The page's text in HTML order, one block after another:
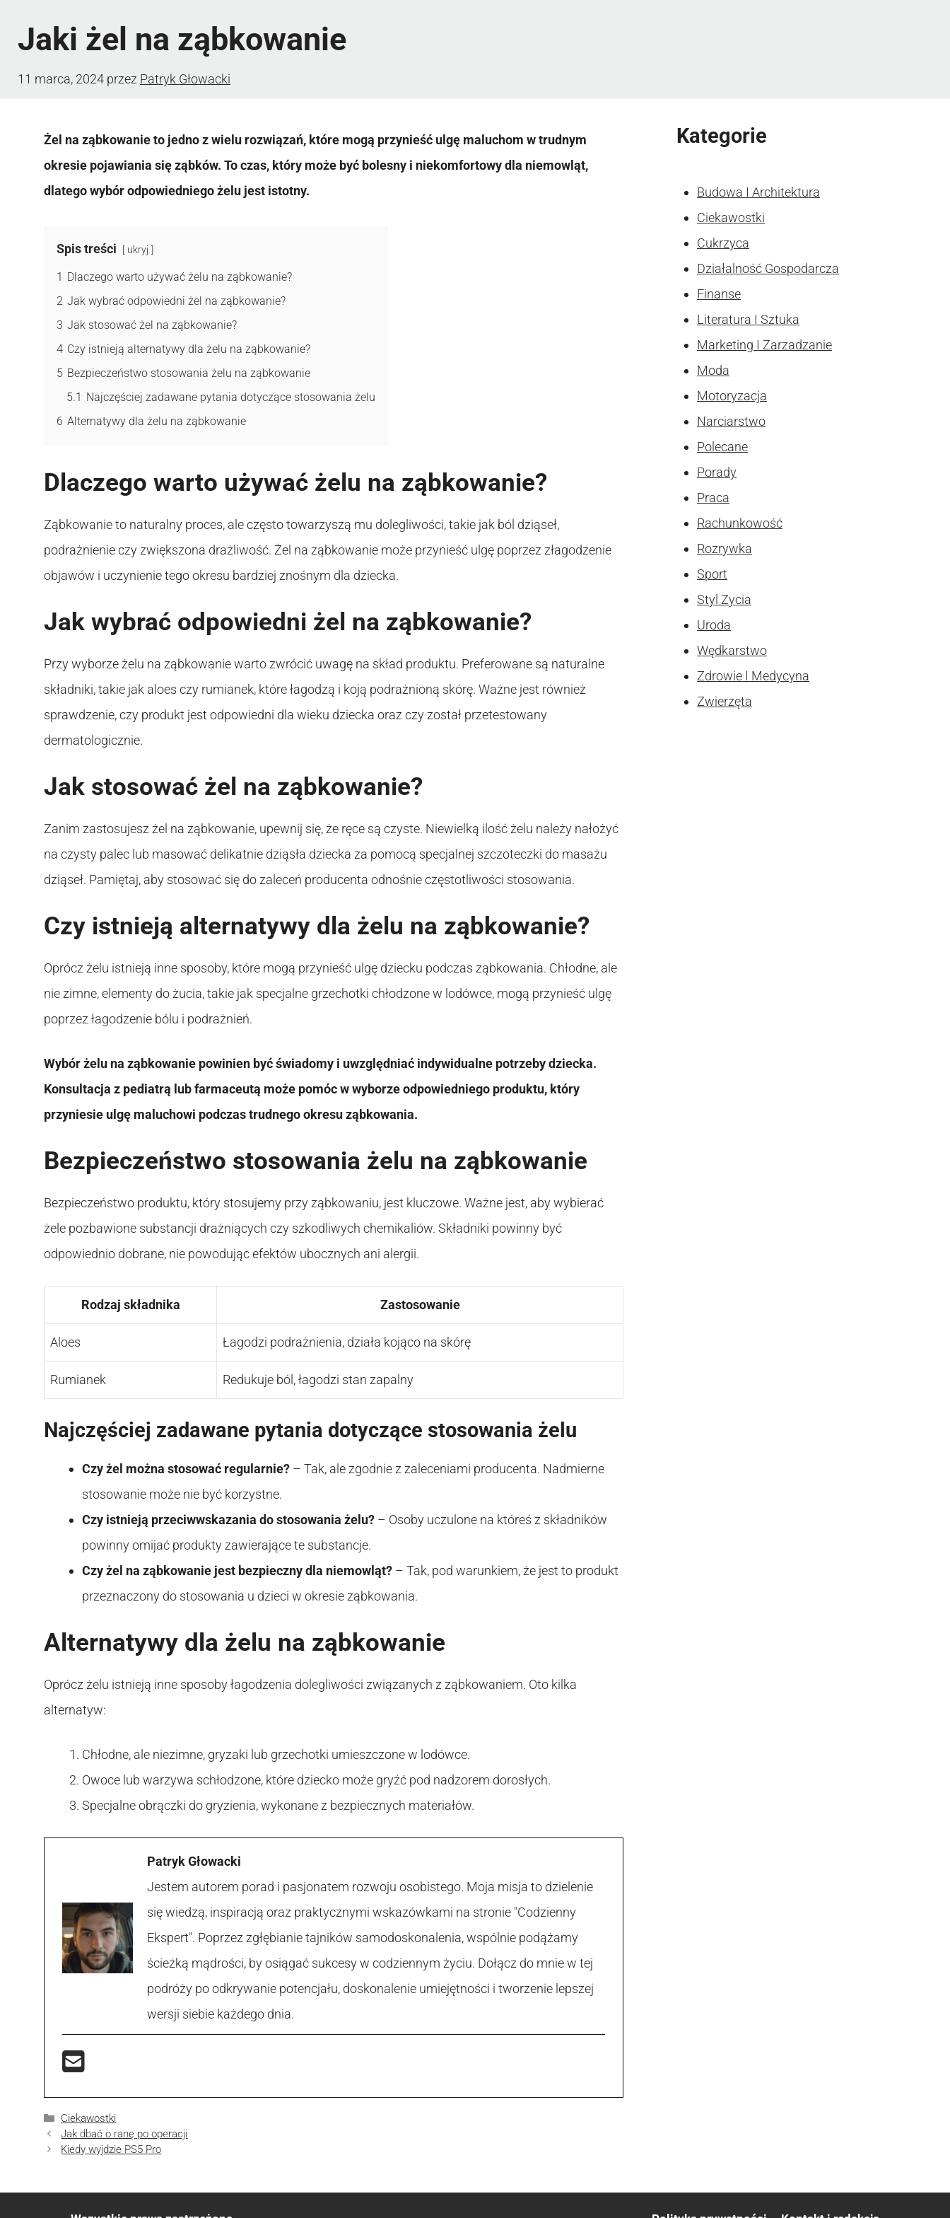
Jaki żel na ząbkowanie
11 marca, 2024 przez Patryk Głowacki
Żel na ząbkowanie to jedno z wielu rozwiązań, które mogą przynieść ulgę maluchom w trudnym
okresie pojawiania się ząbków. To czas, który może być bolesny i niekomfortowy dla niemowląt,
dlatego wybór odpowiedniego żelu jest istotny.
Spis treści ukryj
1 Dlaczego warto używać żelu na ząbkowanie?
2 Jak wybrać odpowiedni żel na ząbkowanie?
3 Jak stosować żel na ząbkowanie?
4 Czy istnieją alternatywy dla żelu na ząbkowanie?
5 Bezpieczeństwo stosowania żelu na ząbkowanie
5.1 Najczęściej zadawane pytania dotyczące stosowania żelu
6 Alternatywy dla żelu na ząbkowanie
Dlaczego warto używać żelu na ząbkowanie?
Ząbkowanie to naturalny proces, ale często towarzyszą mu dolegliwości, takie jak ból dziąseł,
podrażnienie czy zwiększona drażliwość. Żel na ząbkowanie może przynieść ulgę poprzez złagodzenie
objawów i uczynienie tego okresu bardziej znośnym dla dziecka.
Jak wybrać odpowiedni żel na ząbkowanie?
Przy wyborze żelu na ząbkowanie warto zwrócić uwagę na skład produktu. Preferowane są naturalne
składniki, takie jak aloes czy rumianek, które łagodzą i koją podrażnioną skórę. Ważne jest również
sprawdzenie, czy produkt jest odpowiedni dla wieku dziecka oraz czy został przetestowany
dermatologicznie.
Jak stosować żel na ząbkowanie?
Zanim zastosujesz żel na ząbkowanie, upewnij się, że ręce są czyste. Niewielką ilość żelu należy nałożyć
na czysty palec lub masować delikatnie dziąsła dziecka za pomocą specjalnej szczoteczki do masażu
dziąseł. Pamiętaj, aby stosować się do zaleceń producenta odnośnie częstotliwości stosowania.
Czy istnieją alternatywy dla żelu na ząbkowanie?
Oprócz żelu istnieją inne sposoby, które mogą przynieść ulgę dziecku podczas ząbkowania. Chłodne, ale
nie zimne, elementy do żucia, takie jak specjalne grzechotki chłodzone w lodówce, mogą przynieść ulgę
poprzez łagodzenie bólu i podrażnień.
Wybór żelu na ząbkowanie powinien być świadomy i uwzględniać indywidualne potrzeby dziecka.
Konsultacja z pediatrą lub farmaceutą może pomóc w wyborze odpowiedniego produktu, który
przyniesie ulgę maluchowi podczas trudnego okresu ząbkowania.
Bezpieczeństwo stosowania żelu na ząbkowanie
Bezpieczeństwo produktu, który stosujemy przy ząbkowaniu, jest kluczowe. Ważne jest, aby wybierać
żele pozbawione substancji drażniących czy szkodliwych chemikaliów. Składniki powinny być
odpowiednio dobrane, nie powodując efektów ubocznych ani alergii.
Rodzaj składnika Zastosowanie
Aloes Łagodzi podrażnienia, działa kojąco na skórę
Rumianek Redukuje ból, łagodzi stan zapalny
Najczęściej zadawane pytania dotyczące stosowania żelu
Czy żel można stosować regularnie? – Tak, ale zgodnie z zaleceniami producenta. Nadmierne
stosowanie może nie być korzystne.
Czy istnieją przeciwwskazania do stosowania żelu? – Osoby uczulone na któreś z składników
powinny omijać produkty zawierające te substancje.
Czy żel na ząbkowanie jest bezpieczny dla niemowląt? – Tak, pod warunkiem, że jest to produkt
przeznaczony do stosowania u dzieci w okresie ząbkowania.
Alternatywy dla żelu na ząbkowanie
Oprócz żelu istnieją inne sposoby łagodzenia dolegliwości związanych z ząbkowaniem. Oto kilka
alternatyw:
Chłodne, ale niezimne, gryzaki lub grzechotki umieszczone w lodówce.
Owoce lub warzywa schłodzone, które dziecko może gryźć pod nadzorem dorosłych.
Specjalne obrączki do gryzienia, wykonane z bezpiecznych materiałów.
Patryk Głowacki
Jestem autorem porad i pasjonatem rozwoju osobistego. Moja misja to dzielenie
się wiedzą, inspiracją oraz praktycznymi wskazówkami na stronie "Codzienny
Ekspert". Poprzez zgłębianie tajników samodoskonalenia, wspólnie podążamy
ścieżką mądrości, by osiągać sukcesy w codziennym życiu. Dołącz do mnie w tej
podróży po odkrywanie potencjału, doskonalenie umiejętności i tworzenie lepszej
wersji siebie każdego dnia.
Kategorie
Ciekawostki
Jak dbać o ranę po operacji
Kiedy wyjdzie PS5 Pro
Kategorie
Budowa I Architektura
Ciekawostki
Cukrzyca
Działalność Gospodarcza
Finanse
Literatura I Sztuka
Marketing I Zarzadzanie
Moda
Motoryzacja
Narciarstwo
Polecane
Porady
Praca
Rachunkowość
Rozrywka
Sport
Styl Zycia
Uroda
Wędkarstwo
Zdrowie I Medycyna
Zwierzęta